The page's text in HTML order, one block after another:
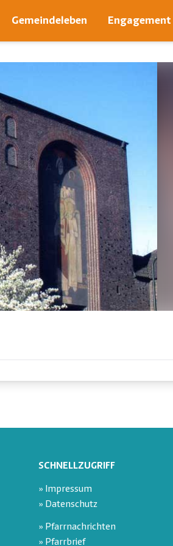
Gemeindeleben Engagement
SCHNELLZUGRIFF
» Impressum
» Datenschutz
» Pfarrnachrichten
» Pfarrbrief